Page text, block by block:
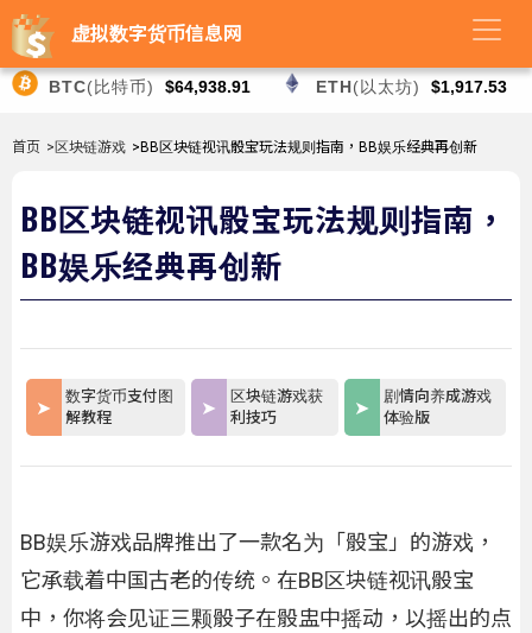
虚拟数字货币信息网
BTC(比特币) $64,938.91 ETH(以太坊) $1,917.53
首页 >区块链游戏 >BB区块链视讯骰宝玩法规则指南，BB娱乐经典再创新
BB区块链视讯骰宝玩法规则指南，
BB娱乐经典再创新
数字货币支付图
解教程
区块链游戏获
利技巧
剧情向养成游戏
体验版
BB娱乐游戏品牌推出了一款名为「骰宝」的游戏，
它承载着中国古老的传统。在BB区块链视讯骰宝
中，你将会见证三颗骰子在骰盅中摇动，以摇出的点